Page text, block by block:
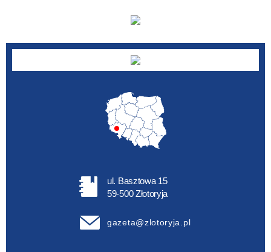
ul. Basztowa 15
59-500 Złotoryja
gazeta@zlotoryja.pl